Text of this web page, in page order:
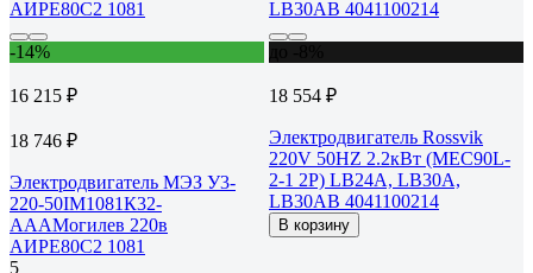
-14%
16 215 ₽
18 746 ₽
Электродвигатель МЭЗ У3-
220-50IM1081К32-
АААМогилев 220в
АИРЕ80С2 1081
5
18 554 ₽
Электродвигатель Rossvik
220V 50HZ 2.2кВт (MEC90L-
2-1 2P) LB24А, LB30А,
LB30АВ 4041100214
В корзину